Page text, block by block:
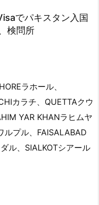
でパキスタン入国
検問所
ラホール、
カラチ、QUETTAクウ
YAR KHANラヒムヤ
ルプル、FAISALABAD
ル、SIALKOTシアール